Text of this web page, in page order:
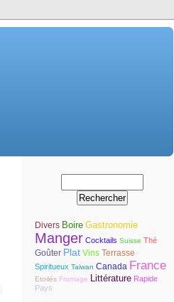
Divers Boire Gastronomie
Manger Cocktails Suisse Thé
Goûter Plat Vins Terrasse
Spiritueux Taiwan Canada France
Etoilés Fromage Littérature Rapide
Pays